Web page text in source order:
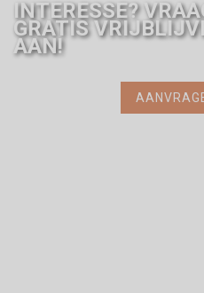
INTERESSE?
GRATIS
AAN!